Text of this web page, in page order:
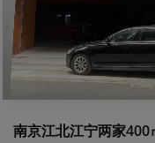
南京江北江宁两家